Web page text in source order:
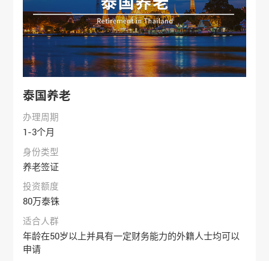
泰国养老
办理周期
1-3个月
身份类型
养老签证
投资额度
80万泰铢
适合人群
年龄在50岁以上并具有一定财务能力的外籍人士均可以
申请